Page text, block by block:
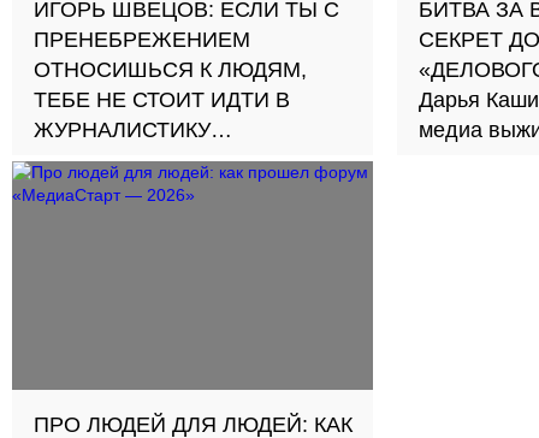
ИГОРЬ ШВЕЦОВ: ЕСЛИ ТЫ С
ПРЕНЕБРЕЖЕНИЕМ
ОТНОСИШЬСЯ К ЛЮДЯМ,
ТЕБЕ НЕ СТОИТ ИДТИ В
ЖУРНАЛИСТИКУ
Шеф-продюсер «Матч!
Страна» — о том, кому нет
БИТВА ЗА
СЕКРЕТ
Дарья
медиа
ПРО ЛЮДЕЙ ДЛЯ ЛЮДЕЙ: КАК